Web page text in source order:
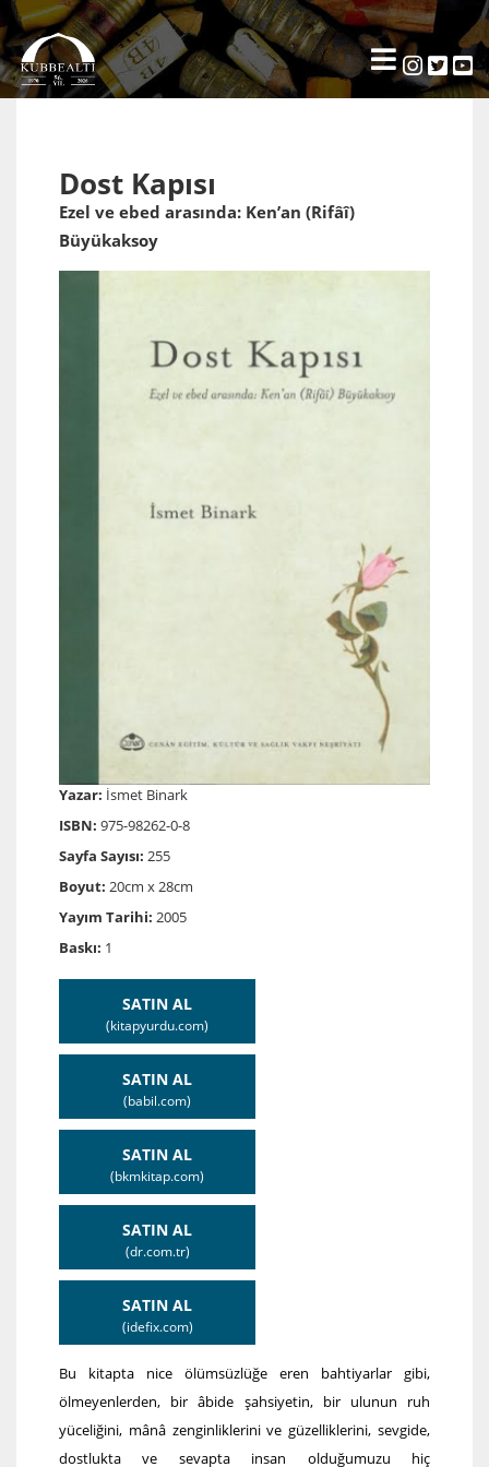
Dost Kapısı
Ezel ve ebed arasında: Ken’an (Rifâî)
Büyükaksoy
Yazar: İsmet Binark
ISBN: 975-98262-0-8
Sayfa Sayısı: 255
Boyut: 20cm x 28cm
Yayım Tarihi: 2005
Baskı: 1
SATIN AL
(kitapyurdu.com)
SATIN AL
(babil.com)
SATIN AL
(bkmkitap.com)
SATIN AL
(dr.com.tr)
SATIN AL
(idefix.com)
Bu kitapta nice ölümsüzlüğe eren bahtiyarlar gibi,
ölmeyenlerden, bir âbide şahsiyetin, bir ulunun ruh
yüceliğini, mânâ zenginliklerini ve güzelliklerini, sevgide,
dostlukta ve sevapta insan olduğumuzu hiç